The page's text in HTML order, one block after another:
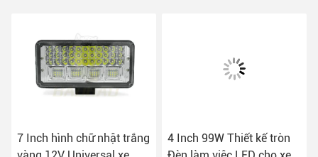
7 Inch hình chữ nhật trắng
4 Inch 99W Thiết kế tròn